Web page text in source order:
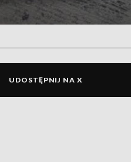
UDOSTĘPNIJ NA X